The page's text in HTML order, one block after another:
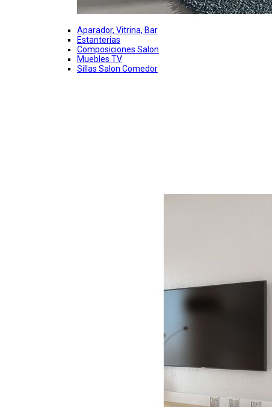
Aparador, Vitrina, Bar
Estanterias
Composiciones Salon
Muebles TV
Sillas Salon Comedor